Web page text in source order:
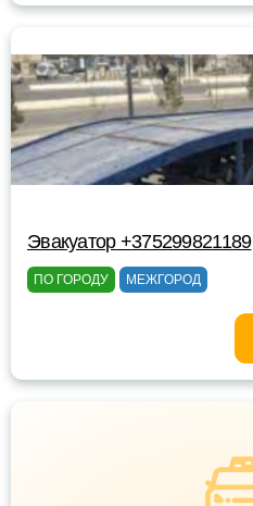
Эвакуатор +375299821189
ПО ГОРОДУ МЕЖГОРОД